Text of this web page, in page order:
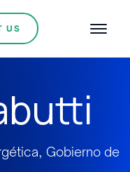
US
Gobierno de